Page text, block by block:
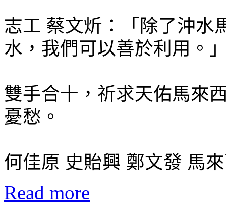
志工 蔡文炘：「除了沖水
水，我們可以善於利用。
雙手合十，祈求天佑馬來
憂愁。
何佳原 史貽興 鄭文發 馬
Read more